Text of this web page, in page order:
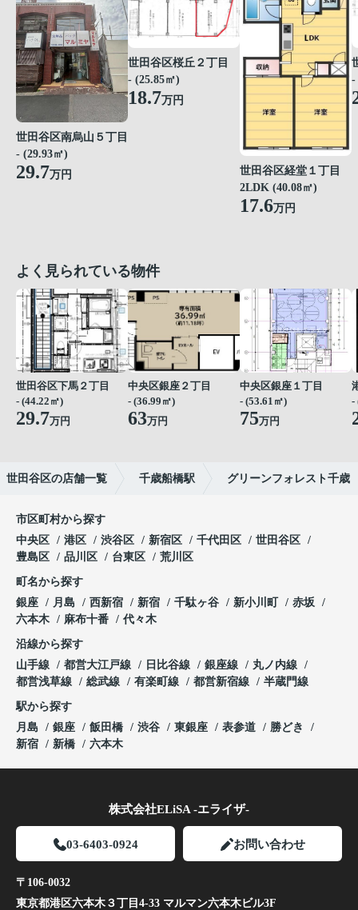
世田谷区南烏山５丁目
- (29.93㎡)
29.7万円
世田谷区桜丘２丁目
- (25.85㎡)
18.7万円
世田谷区経堂１丁目
2LDK (40.08㎡)
17.6万円
-
よく見られている物件
世田谷区下馬２丁目
- (44.22㎡)
29.7万円
中央区銀座２丁目
- (36.99㎡)
63万円
中央区銀座１丁目
- (53.61㎡)
75万円
-
世田谷区の店舗一覧 千歳船橋駅 グリーンフォレスト千歳
市区町村から探す
中央区
港区 渋谷区 新宿区 千代田区
世田谷区
豊島区
品川区 台東区 荒川区
町名から探す
銀座
月島 西新宿 新宿 千駄ヶ谷 新小川町
赤坂
六本木
麻布十番 代々木
沿線から探す
山手線
都営大江戸線 日比谷線 銀座線
丸ノ内線
都営浅草線
総武線 有楽町線 都営新宿線 半蔵門線
駅から探す
月島
銀座 飯田橋 渋谷 東銀座 表参道
勝どき
新宿
新橋 六本木
株式会社ELiSA -エライザ-
03-6403-0924 お問い合わせ
〒106-0032
東京都港区六本木３丁目4-33 マルマン六本木ビル3F